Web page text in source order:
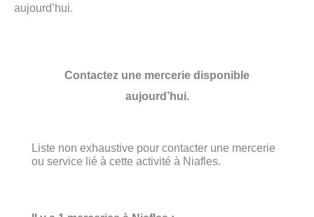
aujourd’hui.
Contactez une mercerie disponible
aujourd’hui.
Liste non exhaustive pour contacter une mercerie
ou service lié à cette activité à Niafles.